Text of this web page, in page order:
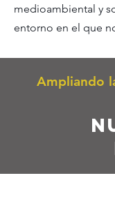
medioambiental y
entorno en el que
Ampliando